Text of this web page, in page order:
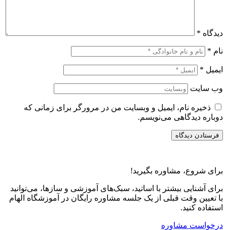
دیدگاه *
نام *
ایمیل *
وب‌ سایت
ذخیره نام، ایمیل و وبسایت من در مرورگر برای زمانی که
دوباره دیدگاهی می‌نویسم.
برای شروع، مشاوره بگیرید!
برای آشنایی بیشتر با اساتید، سبک‌های آموزشی و سازها، می‌توانید
با تعیین وقت قبلی از یک جلسه مشاوره رایگان در آموزشگاه الهام
استفاده کنید.
درخواست مشاوره